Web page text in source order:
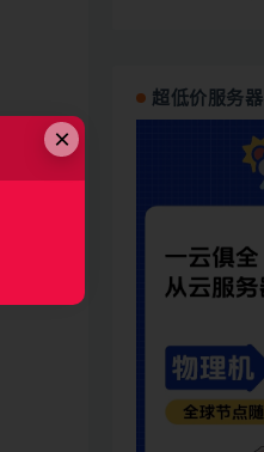
超低价服务器
×